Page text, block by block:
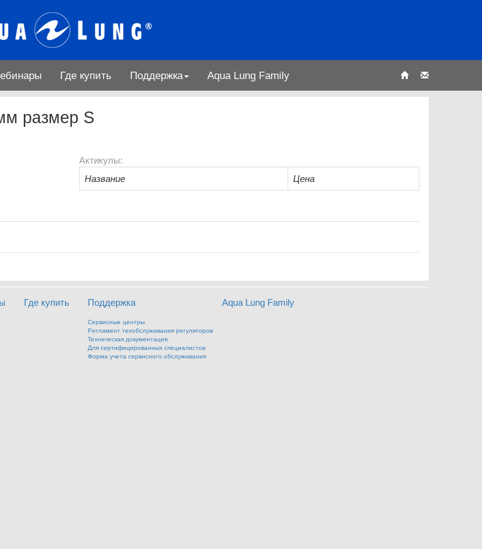
Где купить Поддержка Aqua Lung Family
размер S
Актикулы:
Название
Цена
Где купить Поддержка
Сервисные центры
Регламент техобслуживания регуляторов
Техническая документация
Для сертифицированных специалистов
Форма учета сервисного обслуживания
Aqua Lung Family